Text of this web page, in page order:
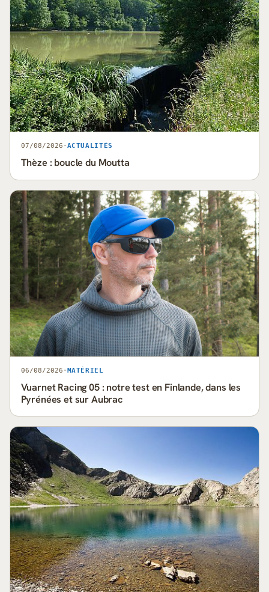
07/08/2026 · ACTUALITÉS
Thèze : boucle du Moutta
06/08/2026 · MATÉRIEL
Vuarnet Racing 05 : notre test en Finlande, dans les
Pyrénées et sur Aubrac